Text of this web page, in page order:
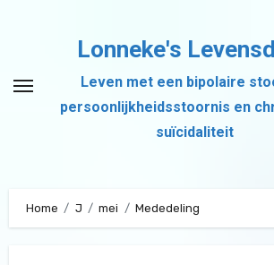
inhoud
Lonneke's
Leven met een bipolaire
persoonlijkheidsstoornis en
suïcidaliteit
Home J mei Mededeling